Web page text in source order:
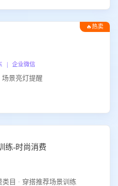
🔥热卖
| 企业微信
场景亮灯提醒
练-时尚消费
目 · 穿搭推荐场景训练